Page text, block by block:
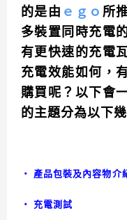
的是由 ｅｇｏ 所
多裝置同時充電
有更快速的充電
充電效能如何，
購買呢？以下會
的主題分為以下
‧ 產品包裝及內容物介
‧ 充電測試